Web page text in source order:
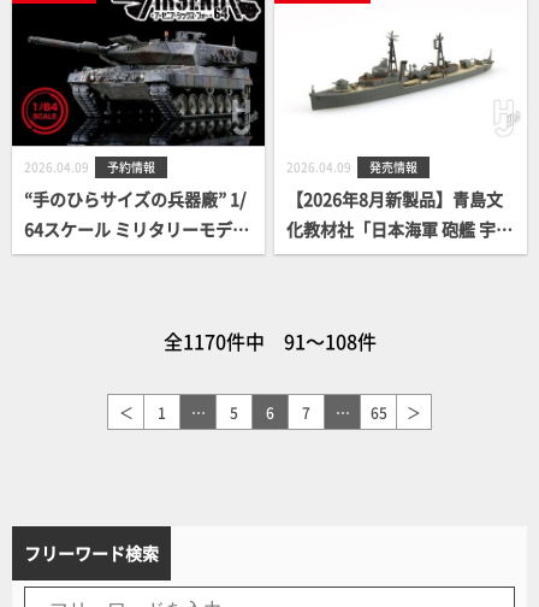
2026.04.09 予約情報
“手のひらサイズの兵器廠” 1/
64スケール ミリタリーモデル
ブランド「ARSENIA64(アー
2026.04.09 発売情報
【2026年8月新製品】青島文
化教材社「日本海軍 砲艦 宇
治」
全1170件中 91～108件
＜ 1 … 5 6 7 … 65 ＞
フリーワード検索